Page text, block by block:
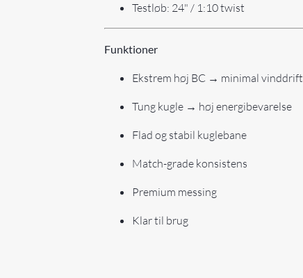
Testløb: 24" / 1:10 twist
Funktioner
Ekstrem høj BC → minimal vinddrift
Tung kugle → høj energibevarelse
Flad og stabil kuglebane
Match-grade konsistens
Premium messing
Klar til brug